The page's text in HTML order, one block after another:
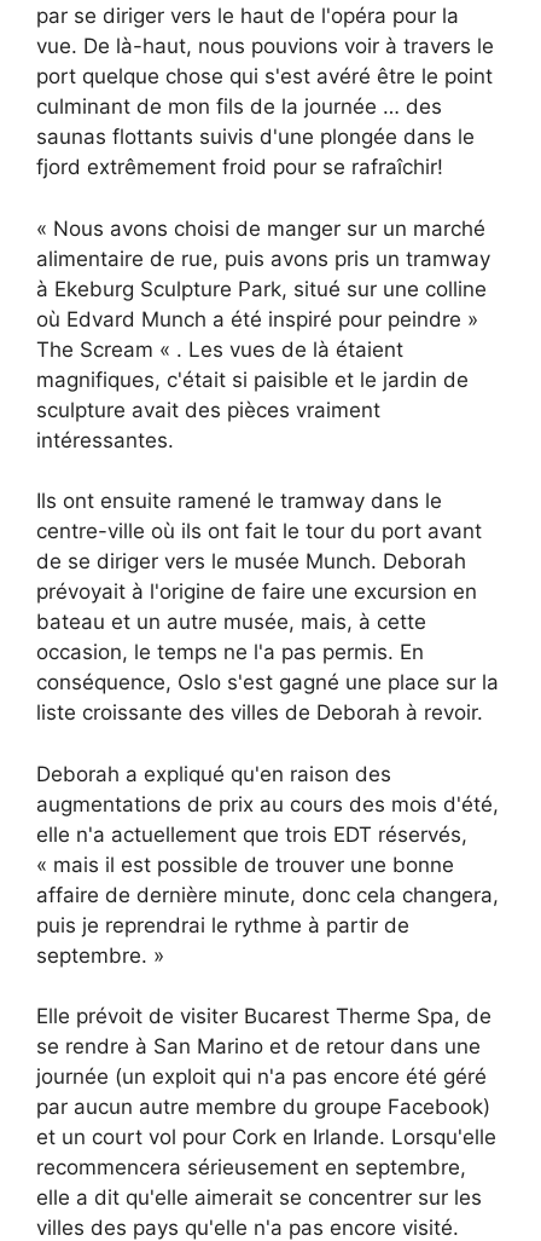
par se diriger vers le haut de l'opéra pour la
vue. De là-haut, nous pouvions voir à travers le
port quelque chose qui s'est avéré être le point
culminant de mon fils de la journée … des
saunas flottants suivis d'une plongée dans le
fjord extrêmement froid pour se rafraîchir!
« Nous avons choisi de manger sur un marché
alimentaire de rue, puis avons pris un tramway
à Ekeburg Sculpture Park, situé sur une colline
où Edvard Munch a été inspiré pour peindre »
The Scream « . Les vues de là étaient
magnifiques, c'était si paisible et le jardin de
sculpture avait des pièces vraiment
intéressantes.
Ils ont ensuite ramené le tramway dans le
centre-ville où ils ont fait le tour du port avant
de se diriger vers le musée Munch. Deborah
prévoyait à l'origine de faire une excursion en
bateau et un autre musée, mais, à cette
occasion, le temps ne l'a pas permis. En
conséquence, Oslo s'est gagné une place sur la
liste croissante des villes de Deborah à revoir.
Deborah a expliqué qu'en raison des
augmentations de prix au cours des mois d'été,
elle n'a actuellement que trois EDT réservés,
« mais il est possible de trouver une bonne
affaire de dernière minute, donc cela changera,
puis je reprendrai le rythme à partir de
septembre. »
Elle prévoit de visiter Bucarest Therme Spa, de
se rendre à San Marino et de retour dans une
journée (un exploit qui n'a pas encore été géré
par aucun autre membre du groupe Facebook)
et un court vol pour Cork en Irlande. Lorsqu'elle
recommencera sérieusement en septembre,
elle a dit qu'elle aimerait se concentrer sur les
villes des pays qu'elle n'a pas encore visité.